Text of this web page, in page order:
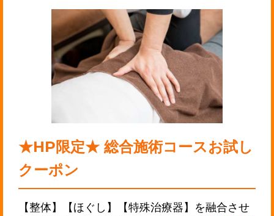
★HP限定★ 総合施術コースお試し
クーポン
【整体】【ほぐし】【特殊治療器】を融合させ